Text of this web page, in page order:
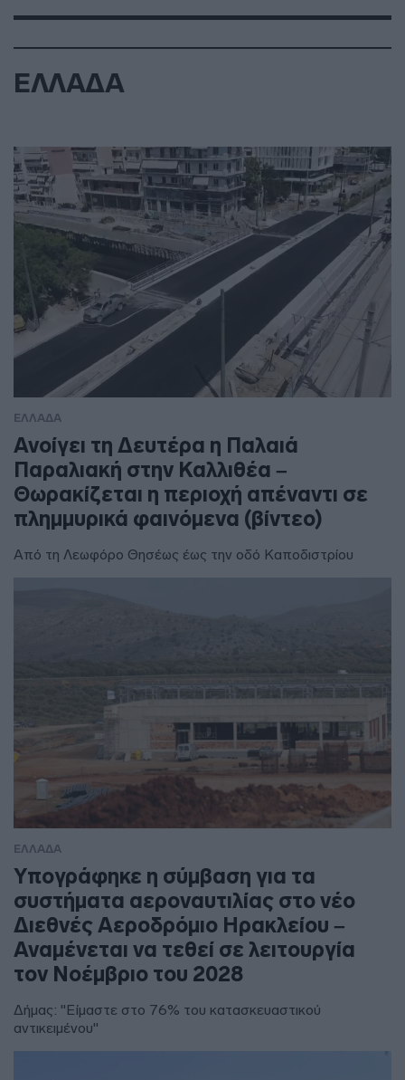
ΕΛΛΑΔΑ
ΕΛΛΑΔΑ
Ανοίγει τη Δευτέρα η Παλαιά
Παραλιακή στην Καλλιθέα –
Θωρακίζεται η περιοχή απέναντι σε
πλημμυρικά φαινόμενα (βίντεο)
Από τη Λεωφόρο Θησέως έως την οδό Καποδιστρίου
ΕΛΛΑΔΑ
Υπογράφηκε η σύμβαση για τα
συστήματα αεροναυτιλίας στο νέο
Διεθνές Αεροδρόμιο Ηρακλείου –
Αναμένεται να τεθεί σε λειτουργία
τον Νοέμβριο του 2028
Δήμας: "Είμαστε στο 76% του κατασκευαστικού
αντικειμένου"